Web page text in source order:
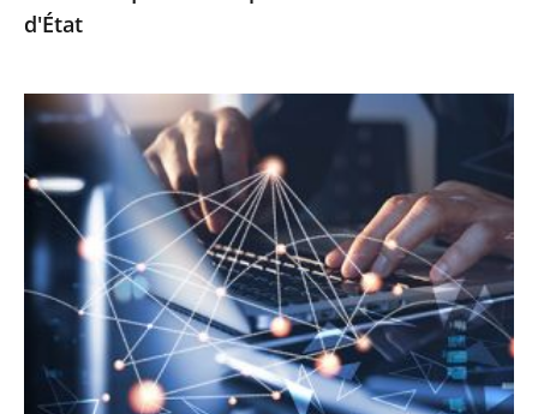
d'État
S’engager
dans
l’intelligence
artificielle
pour
meilleur
service
public